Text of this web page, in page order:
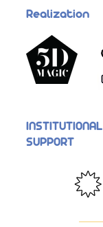
Realization
INSTITUTIONAL
SUPPORT